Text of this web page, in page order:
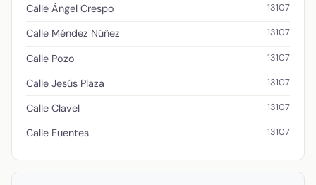
Calle Ángel Crespo 13107
Calle Méndez Núñez 13107
Calle Pozo 13107
Calle Jesús Plaza 13107
Calle Clavel 13107
Calle Fuentes 13107